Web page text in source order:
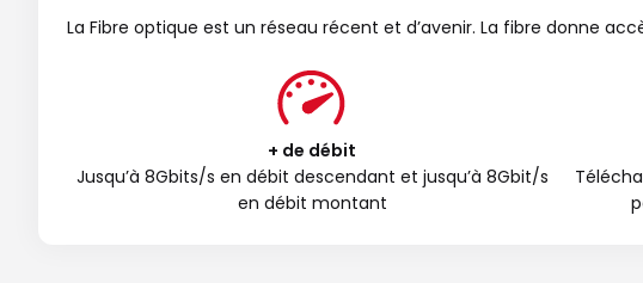
La Fibre optique est un réseau récent et d’avenir. La fibre donne
+ de débit
Jusqu’à 8Gbits/s en débit descendant et jusqu’à 8Gbit/s
en débit montant